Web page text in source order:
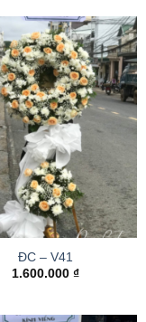
ĐC – V41
1.600.000 ₫